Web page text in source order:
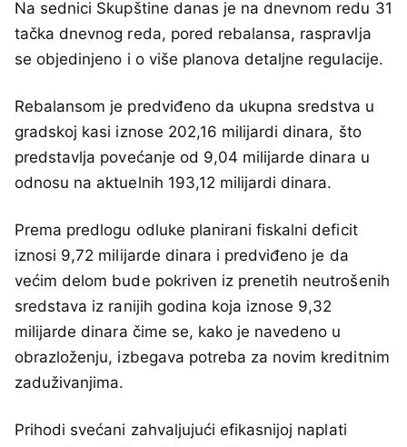
Na sednici Skupštine danas je na dnevnom redu 31
tačka dnevnog reda, pored rebalansa, raspravlja
se objedinjeno i o više planova detaljne regulacije.
Rebalansom je predviđeno da ukupna sredstva u
gradskoj kasi iznose 202,16 milijardi dinara, što
predstavlja povećanje od 9,04 milijarde dinara u
odnosu na aktuelnih 193,12 milijardi dinara.
Prema predlogu odluke planirani fiskalni deficit
iznosi 9,72 milijarde dinara i predviđeno je da
većim delom bude pokriven iz prenetih neutrošenih
sredstava iz ranijih godina koja iznose 9,32
milijarde dinara čime se, kako je navedeno u
obrazloženju, izbegava potreba za novim kreditnim
zaduživanjima.
Prihodi svećani zahvaljujući efikasnijoj naplati